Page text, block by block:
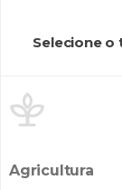
Selecione

Agricultura